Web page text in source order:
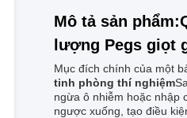
Mô tả sản
lượng Pegs giọt
Mục đích chính của một
tinh phòng thí nghiệm
ngừa ô nhiễm hoặc nhập
ngược xuống, tạo điều